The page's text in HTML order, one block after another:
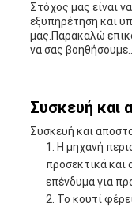
Στόχος μας είναι
εξυπηρέτηση και
μας.Παρακαλώ
να σας βοηθήσουμε..
Συσκευή και
Συσκευή και
Η μηχανή
προσεκτικά και
επένδυμα για
Το κουτί